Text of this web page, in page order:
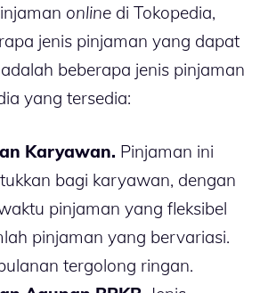
online di Tokopedia,
jenis pinjaman yang dapat
beberapa jenis pinjaman
yang tersedia:
Karyawan. Pinjaman ini
bagi karyawan, dengan
pinjaman yang fleksibel
pinjaman yang bervariasi.
tergolong ringan.